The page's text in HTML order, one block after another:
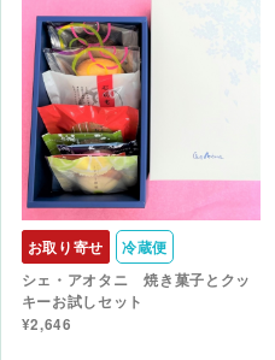
お取り寄せ
冷蔵便
シェ・アオタニ 焼き菓子とクッ
キーお試しセット
¥2,646